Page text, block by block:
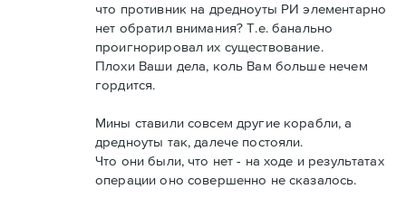
что противник на дредноуты РИ элементарно
нет обратил внимания? Т.е. банально
проигнорировал их существование.
Плохи Ваши дела, коль Вам больше нечем
гордится.
Мины ставили совсем другие корабли, а
дредноуты так, далече постояли.
Что они были, что нет - на ходе и результатах
операции оно совершенно не сказалось.